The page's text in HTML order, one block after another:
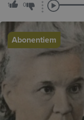
1 0
Abonentiem